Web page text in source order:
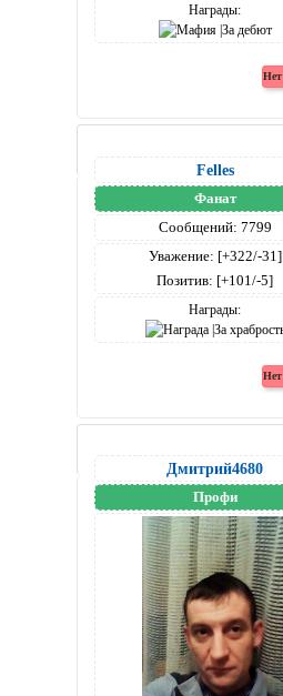
Награды:
Felles
Фанат
Сообщений: 7799
Уважение: [+322/-31]
Позитив: [+101/-5]
Награды:
Дмитрий4680
Профи